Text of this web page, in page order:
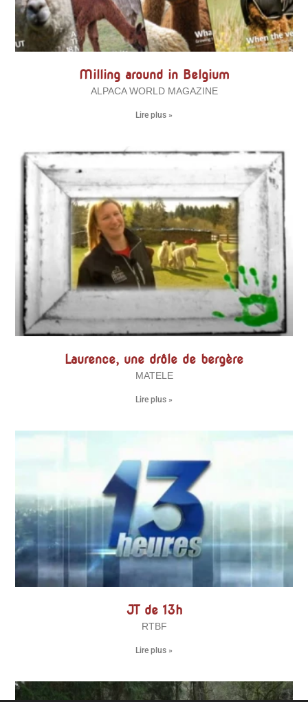
Milling around in Belgium
ALPACA WORLD MAGAZINE
Lire plus »
Laurence, une drôle de bergère
MATELE
Lire plus »
JT de 13h
RTBF
Lire plus »